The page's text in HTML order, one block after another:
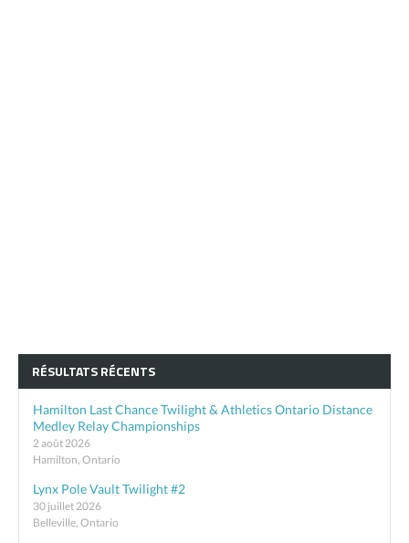
RÉSULTATS RÉCENTS
Hamilton Last Chance Twilight & Athletics Ontario Distance
Medley Relay Championships
2 août 2026
Hamilton, Ontario
Lynx Pole Vault Twilight #2
30 juillet 2026
Belleville, Ontario